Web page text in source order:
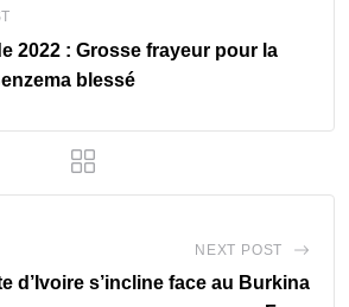
2022 : Grosse frayeur pour la
blessé
NEXT POST
d’Ivoire s’incline face au Burkina